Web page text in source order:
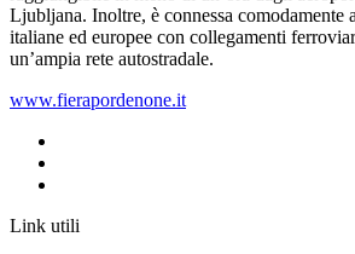
Ljubljana‎. Inoltre, è connessa comodamente
italiane ed europee con collegamenti
un’ampia rete autostradale.
www.fierapordenone.it
Link utili